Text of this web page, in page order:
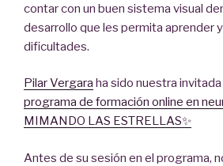
contar con un buen sistema visual
desarrollo que les permita aprender
dificultades.
Pilar Vergara ha sido nuestra
programa de formación online en
MIMANDO LAS ESTRELLAS✨
Antes de su sesión en el programa,